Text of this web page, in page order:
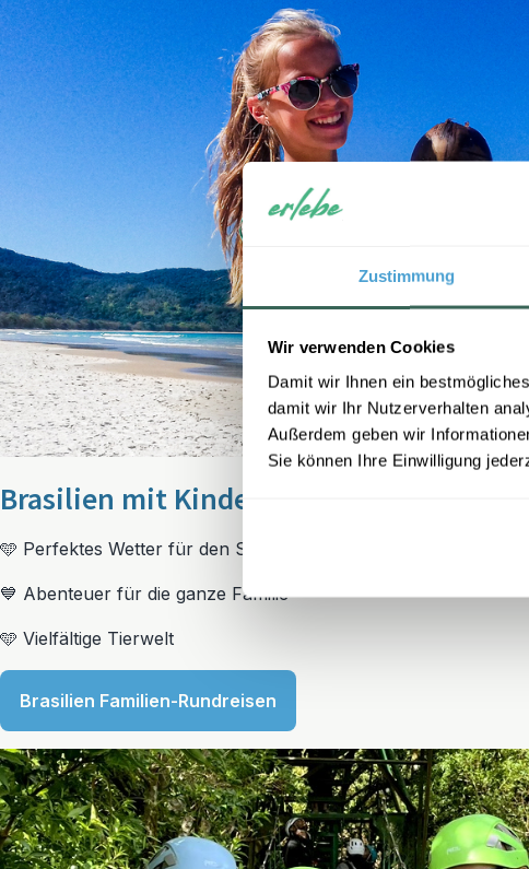
Zustimmung
Wir verwenden Cookies
Damit wir Ihnen ein
damit wir Ihr Nutzerverhalten
Außerdem geben wir
Sie können Ihre Einwilligung
Brasilien mit Kindern
🩵 Perfektes Wetter für den Strand
💙 Abenteuer für die ganze Familie
🩵 Vielfältige Tierwelt
Brasilien Familien-Rundreisen